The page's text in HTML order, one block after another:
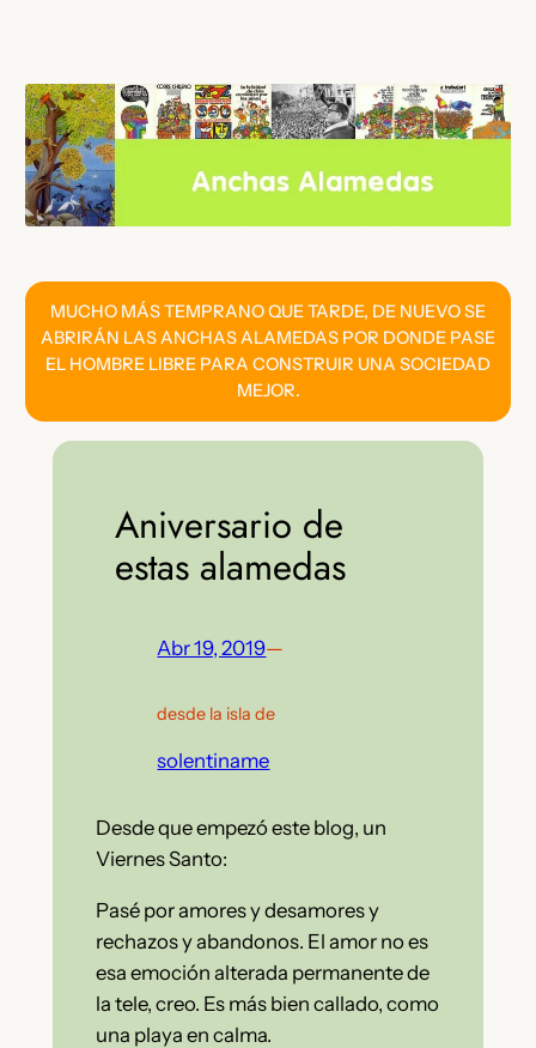
contenido
MUCHO MÁS TEMPRANO QUE TARDE, DE NUEVO SE
ABRIRÁN LAS ANCHAS ALAMEDAS POR DONDE PASE
EL HOMBRE LIBRE PARA CONSTRUIR UNA SOCIEDAD
MEJOR.
Aniversario de
estas alamedas
Abr 19, 2019—
desde la isla de
solentiname
Desde que empezó este blog, un
Viernes Santo:
Pasé por amores y desamores y
rechazos y abandonos. El amor no es
esa emoción alterada permanente de
la tele, creo. Es más bien callado, como
una playa en calma.